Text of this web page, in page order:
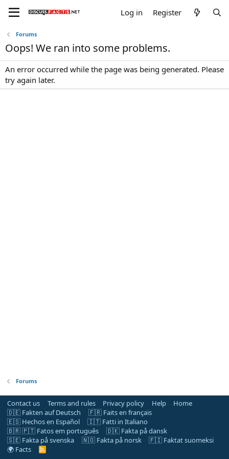
Log in Register
Forums
Oops! We ran into some problems.
An error occurred while the page was being generated. Please
try again later.
Forums
Contact us Terms and rules Privacy policy Help
Home
🇩🇪 Fakten auf Deutsch
🇫🇷 Faits en français
🇪🇸 Hechos en Español
🇮🇹 Fatti in Italiano
🇧🇷 🇵🇹 Fatos em português
🇩🇰 Fakta på dansk
🇸🇪 Fakta på svenska
🇳🇴 Fakta på norsk
🇫🇮 Faktat suomeksi
🌍 Facts
R